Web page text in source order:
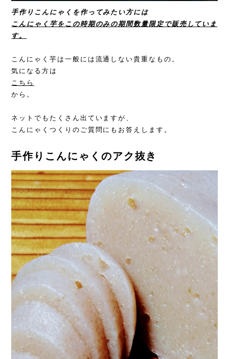
手作りこんにゃくを作ってみたい方には
こんにゃく芋をこの時期のみの期間数量限定で販売していま
す。
こんにゃく芋は一般には流通しない貴重なもの。
気になる方は
こちら
から。
ネットでもたくさん出ていますが、
こんにゃくつくりのご質問にもお答えします。
手作りこんにゃくのアク抜き